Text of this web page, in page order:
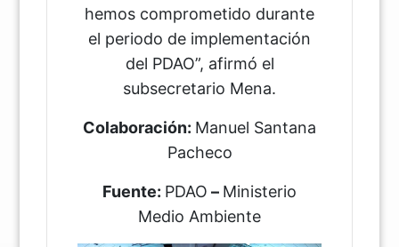
hemos comprometido durante
el periodo de implementación
del PDAO”, afirmó el
subsecretario Mena.
Colaboración: Manuel Santana
Pacheco
Fuente: PDAO – Ministerio
Medio Ambiente